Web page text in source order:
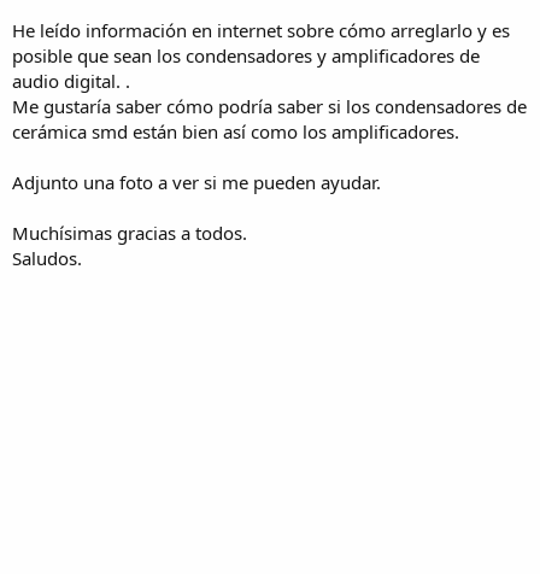
He leído información en internet sobre cómo arreglarlo y es
posible que sean los condensadores y amplificadores de
audio digital. .
Me gustaría saber cómo podría saber si los condensadores de
cerámica smd están bien así como los amplificadores.
Adjunto una foto a ver si me pueden ayudar.
Muchísimas gracias a todos.
Saludos.